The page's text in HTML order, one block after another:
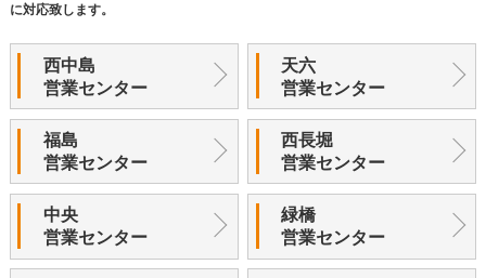
に対応致します。
西中島
営業センター
天六
営業センター
福島
営業センター
西長堀
営業センター
中央
営業センター
緑橋
営業センター